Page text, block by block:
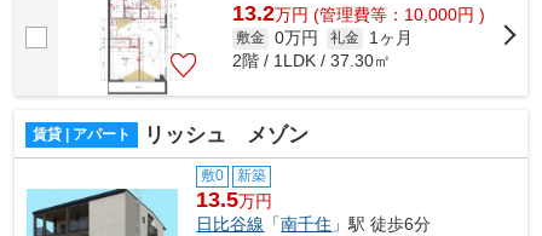
13.2万円 (管理費等：10,000円 )
敷金 0万円 礼金
1ヶ月
2階 / 1LDK / 37.30㎡
賃貸 | アパート リッシュ メゾン
敷0 新築
13.5万円
日比谷線 「南千住 」駅 徒歩6分